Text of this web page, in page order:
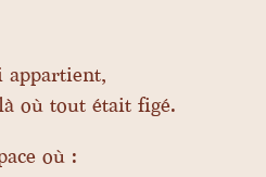
appartient,
où tout était figé.
où :